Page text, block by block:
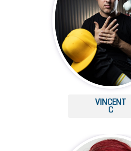
VINCENT
C